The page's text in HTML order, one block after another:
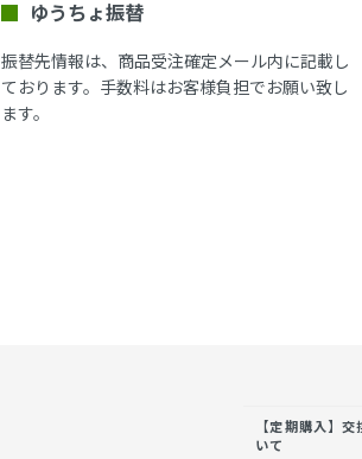
ゆうちょ振替
振替先情報は、商品受注確定メール内に記載し
ております。手数料はお客様負担でお願い致し
ます。
【定期購入】
いて